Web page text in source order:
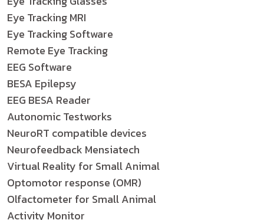
Eye Tracking MRI
Eye Tracking Software
Remote Eye Tracking
EEG Software
BESA Epilepsy
EEG BESA Reader
Autonomic Testworks
NeuroRT compatible devices
Neurofeedback Mensiatech
Virtual Reality for Small Animal
Optomotor response (OMR)
Olfactometer for Small Animal
Activity Monitor